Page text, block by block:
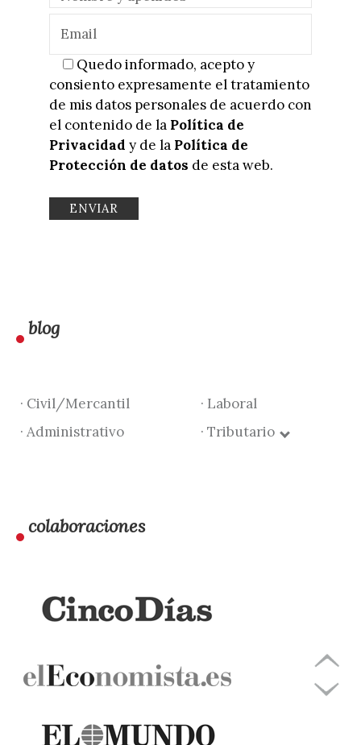
Quedo informado, acepto y
consiento expresamente el tratamiento
de mis datos personales de acuerdo con
el contenido de la Política de
Privacidad y de la Política de
Protección de datos de esta web.
blog
· Civil/Mercantil
· Laboral
· Administrativo
· Tributario
colaboraciones